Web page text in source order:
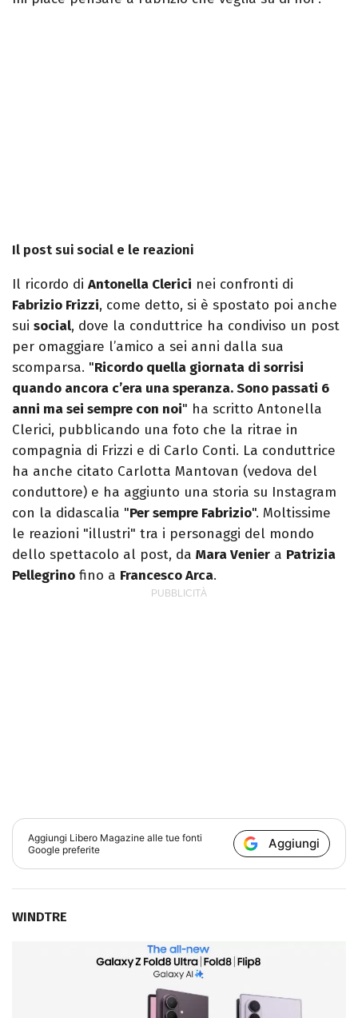
Il post sui social e le reazioni
Il ricordo di Antonella Clerici nei confronti di
Fabrizio Frizzi, come detto, si è spostato poi anche
sui social, dove la conduttrice ha condiviso un post
per omaggiare l’amico a sei anni dalla sua
scomparsa. "Ricordo quella giornata di sorrisi
quando ancora c’era una speranza. Sono passati 6
anni ma sei sempre con noi" ha scritto Antonella
Clerici, pubblicando una foto che la ritrae in
compagnia di Frizzi e di Carlo Conti. La conduttrice
ha anche citato Carlotta Mantovan (vedova del
conduttore) e ha aggiunto una storia su Instagram
con la didascalia "Per sempre Fabrizio". Moltissime
le reazioni "illustri" tra i personaggi del mondo
dello spettacolo al post, da Mara Venier a Patrizia
Pellegrino fino a Francesco Arca.
Aggiungi Libero Magazine alle tue fonti
Google preferite
Aggiungi
WINDTRE